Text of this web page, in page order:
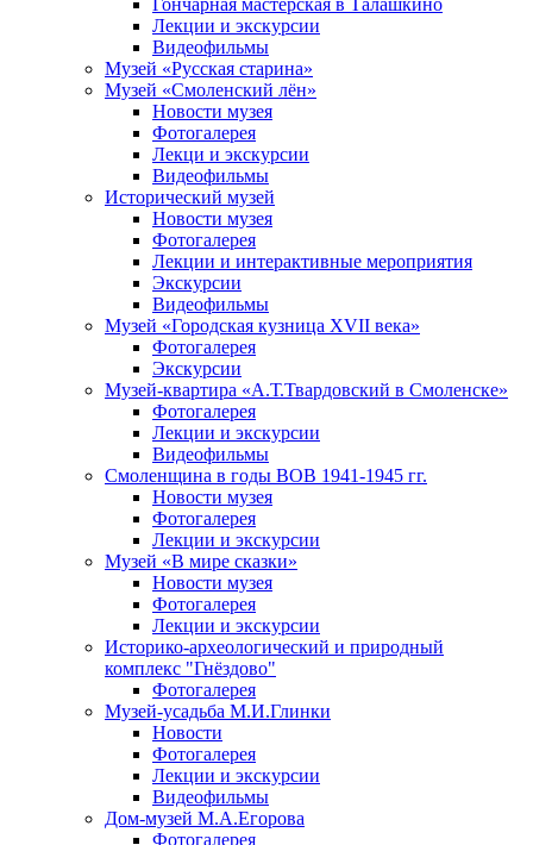
Гончарная мастерская в Талашкино
Лекции и экскурсии
Видеофильмы
Музей «Русская старина»
Музей «Смоленский лён»
Новости музея
Фотогалерея
Лекци и экскурсии
Видеофильмы
Исторический музей
Новости музея
Фотогалерея
Лекции и интерактивные мероприятия
Экскурсии
Видеофильмы
Музей «Городская кузница XVII века»
Фотогалерея
Экскурсии
Музей-квартира «А.Т.Твардовский в Смоленске»
Фотогалерея
Лекции и экскурсии
Видеофильмы
Смоленщина в годы ВОВ 1941-1945 гг.
Новости музея
Фотогалерея
Лекции и экскурсии
Музей «В мире сказки»
Новости музея
Фотогалерея
Лекции и экскурсии
Историко-археологический и природный
комплекс "Гнёздово"
Фотогалерея
Музей-усадьба М.И.Глинки
Новости
Фотогалерея
Лекции и экскурсии
Видеофильмы
Дом-музей М.А.Егорова
Фотогалерея